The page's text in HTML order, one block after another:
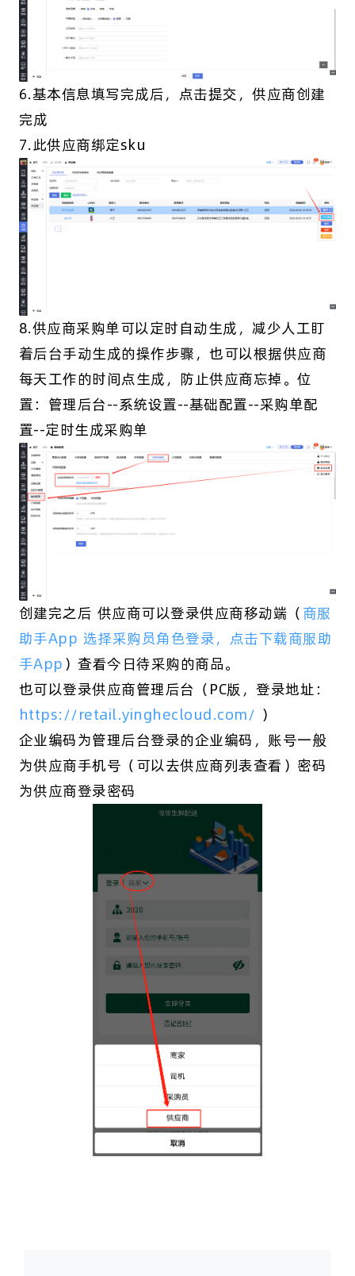
6.基本信息填写完成后，点击提交，供应商创建
完成
7.此供应商绑定sku
8.供应商采购单可以定时自动生成，减少人工盯
着后台手动生成的操作步骤，也可以根据供应商
每天工作的时间点生成，防止供应商忘掉。位
置：管理后台--系统设置--基础配置--采购单配
置--定时生成采购单
创建完之后 供应商可以登录供应商移动端（ 商服
助手App 选择采购员角色登录，点击下载商服助
手App ）查看今日待采购的商品。
也可以登录供应商管理后台（PC版，登录地址：
https://retail.yinghecloud.com/ ）
企业编码为管理后台登录的企业编码，账号一般
为供应商手机号（可以去供应商列表查看）密码
为供应商登录密码